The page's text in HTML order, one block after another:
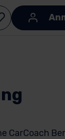
CarCoach